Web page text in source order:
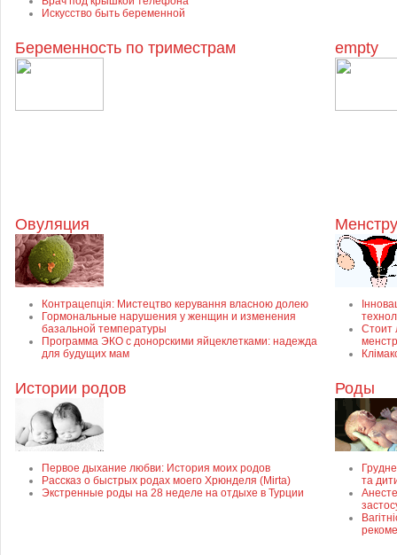
Искусство быть беременной
Беременность по триместрам empty
Овуляция
Контрацепція: Мистецтво керування власною долею
Гормональные нарушения у женщин и изменения
базальной температуры
Программа ЭКО с донорскими яйцеклетками: надежда
для будущих мам
Стоит
Истории родов
Первое дыхание любви: История моих родов
Рассказ о быстрых родах моего Хрюнделя (Mirta)
Экстренные роды на 28 неделе на отдыхе в Турции
Роды
та